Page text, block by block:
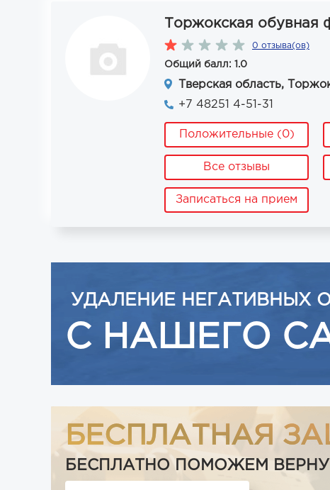
Торжокская обувная
0 отзыва(ов)
Общий балл: 1.0
Тверская область,
+7 48251 4-51-31
Положительные (0)
Все отзывы
Записаться на прием
УДАЛЕНИЕ НЕГАТИВНЫХ
С НАШЕГО
БЕСПЛАТНАЯ
БЕСПЛАТНО ПОМОЖЕМ